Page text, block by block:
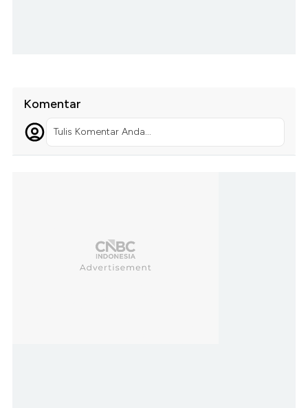
Komentar
Tulis Komentar Anda...